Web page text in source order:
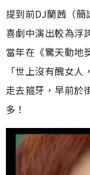
提到前DJ蘭茜（
喜劇中演出較為浮
當年在《驚天動地
「世上沒有醜女
走去箍牙，早前於
多！